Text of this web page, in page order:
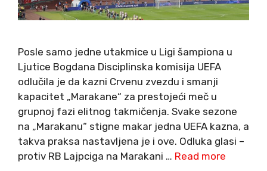
Posle samo jedne utakmice u Ligi šampiona u
Ljutice Bogdana Disciplinska komisija UEFA
odlučila je da kazni Crvenu zvezdu i smanji
kapacitet „Marakane“ za prestojeći meč u
grupnoj fazi elitnog takmičenja. Svake sezone
na „Marakanu“ stigne makar jedna UEFA kazna, a
takva praksa nastavljena je i ove. Odluka glasi –
protiv RB Lajpciga na Marakani … Read more